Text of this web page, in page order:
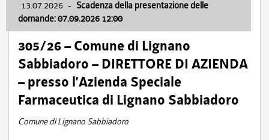
13.07.2026 - Scadenza della presentazione delle
domande: 07.09.2026 12:00
305/26 – Comune di Lignano
Sabbiadoro – DIRETTORE DI AZIENDA
– presso l’Azienda Speciale
Farmaceutica di Lignano Sabbiadoro
Comune di Lignano Sabbiadoro